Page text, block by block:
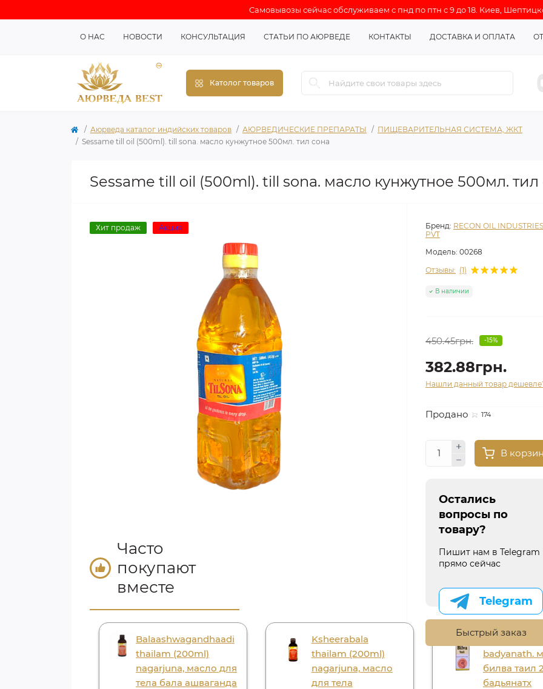
Самовывозы сейчас обслуживаем с пнд по птн с 9 до 18. Киев,
О НАС НОВОСТИ КОНСУЛЬТАЦИЯ СТАТЬИ ПО АЮРВЕДЕ КОНТАКТЫ ДОСТАВКА И ОПЛАТА
Католог товаров
Аюрведа каталог индийских товаров АЮРВЕДИЧЕСКИЕ ПРЕПАРАТЫ
ПИЩЕВАРИТЕЛЬНАЯ СИСТЕМА, ЖКТ
Sessame till oil (500ml). till sona. масло кунжутное 500мл. тил сона
Sessame till oil (500ml). till sona. масло кунжутное 500мл. тил
Хит продаж Акция
Часто
покупают
вместе
Balaashwagandhaadi
thailam (200ml)
nagarjuna, масло для
тела бала ашваганда
Ksheerabala
thailam (200ml)
nagarjuna, масло
для тела
Bilva tail
badyanath.
билва таил
бадьянатх
Бренд: RECON OIL INDUSTRIES
PVT
Модель: 00268
Отзывы: (1)
В наличии
450.45грн. -15%
382.88грн.
Нашли данный товар
Продано 174
В
Остались
вопросы по
товару?
Пишит нам в Telegram
прямо сейчас
Telegram
Быстрый заказ